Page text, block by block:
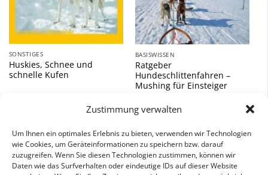
Zustimmung verwalten
Um Ihnen ein optimales Erlebnis zu bieten, verwenden wir Technologien
wie Cookies, um Geräteinformationen zu speichern bzw. darauf
zuzugreifen. Wenn Sie diesen Technologien zustimmen, können wir
Daten wie das Surfverhalten oder eindeutige IDs auf dieser Website
SONSTIGES
Huskies, Schnee und
schnelle Kufen
BASISWISSEN
Ratgeber
Hundeschlittenfahren –
Mushing für Einsteiger